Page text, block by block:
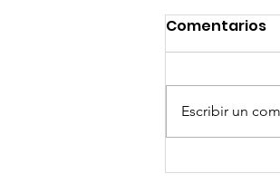
¡Arte,
Comentarios
Escribir un